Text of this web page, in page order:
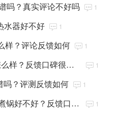
吗？真实评论不好吗 1
水器好不好 1
样？评论反馈如何 1
九阳Y-50IHA3智能压力锅怎么样？反馈口碑很好吗 1
吗？评测反馈如何 1
苏泊尔H24YK611多功能电煮锅好不好？反馈口碑很好吗 1